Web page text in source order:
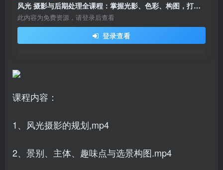
风光 摄影与后期处理全课程：掌握光影、色彩、构图，打造绝美作品
此内容为免费资源，请登录后查看
登录查看
课程内容：
1、风光摄影的规划,mp4
2、景别、主体、趣味点与选景构图.mp4